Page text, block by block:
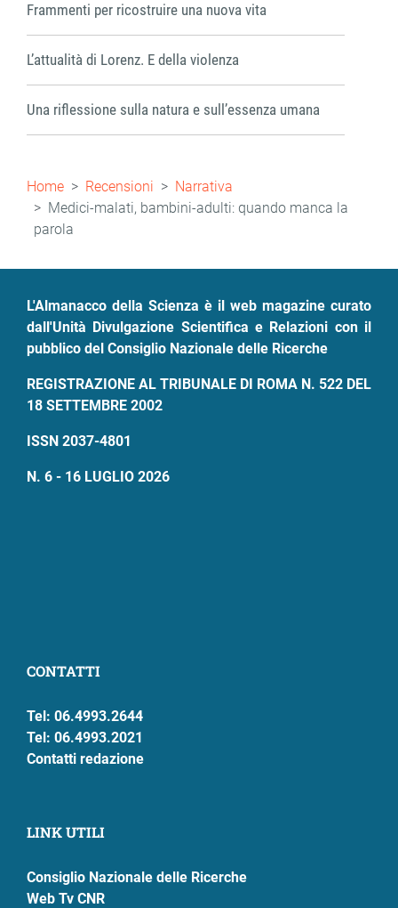
Frammenti per ricostruire una nuova vita
L’attualità di Lorenz. E della violenza
Una riflessione sulla natura e sull’essenza umana
Briciole
di
pane
Home Recensioni
Narrativa
Medici-malati, bambini-adulti: quando manca la
parola
L'Almanacco della Scienza è il web magazine curato
dall'Unità Divulgazione Scientifica e Relazioni con il
pubblico del Consiglio Nazionale delle Ricerche
REGISTRAZIONE AL TRIBUNALE DI ROMA N. 522 DEL
18 SETTEMBRE 2002
ISSN 2037-4801
N. 6 - 16 LUGLIO 2026
CONTATTI
Tel: 06.4993.2644
Tel: 06.4993.2021
Contatti redazione
LINK UTILI
Consiglio Nazionale delle Ricerche
Web Tv CNR